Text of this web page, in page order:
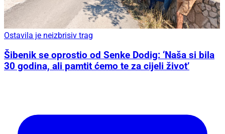
Ostavila je neizbrisiv trag
Šibenik se oprostio od Senke Dodig: ‘Naša si bila
30 godina, ali pamtit ćemo te za cijeli život’